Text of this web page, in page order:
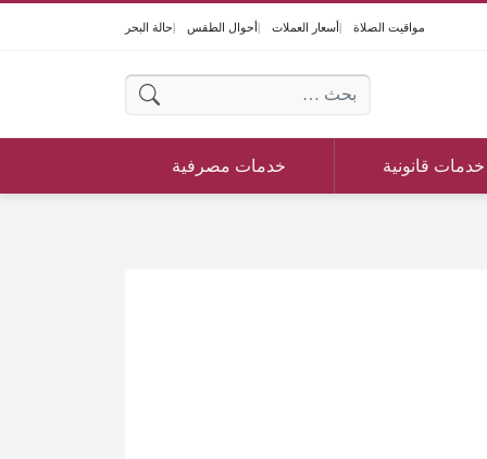
مواقيت الصلاة أسعار العملات أحوال الطقس حالة البحر
البحث عن:
خدمات قانونية خدمات مصرفية